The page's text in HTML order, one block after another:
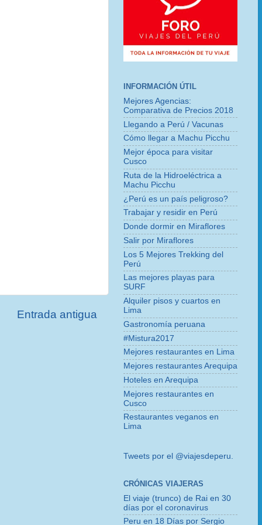
Entrada antigua
INFORMACIÓN ÚTIL
Mejores Agencias:
Comparativa de Precios 2018
Llegando a Perú / Vacunas
Cómo llegar a Machu Picchu
Mejor época para visitar
Cusco
Ruta de la Hidroeléctrica a
Machu Picchu
¿Perú es un país peligroso?
Trabajar y residir en Perú
Donde dormir en Miraflores
Salir por Miraflores
Los 5 Mejores Trekking del
Perú
Las mejores playas para
SURF
Alquiler pisos y cuartos en
Lima
Gastronomía peruana
#Mistura2017
Mejores restaurantes en Lima
Mejores restaurantes Arequipa
Hoteles en Arequipa
Mejores restaurantes en
Cusco
Restaurantes veganos en
Lima
Tweets por el @viajesdeperu.
CRÓNICAS VIAJERAS
El viaje (trunco) de Rai en 30
días por el coronavirus
Peru en 18 Días por Sergio